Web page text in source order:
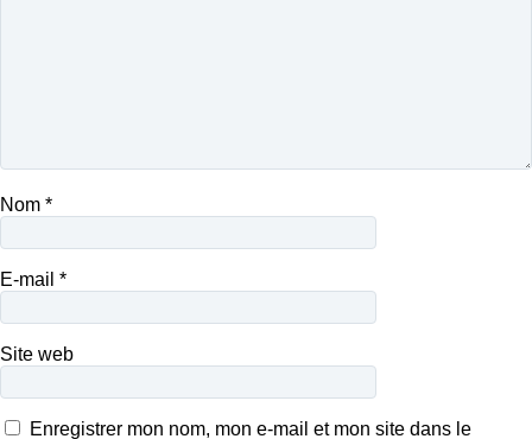
Nom *
E-mail *
Site web
Enregistrer mon nom, mon e-mail et mon site dans le